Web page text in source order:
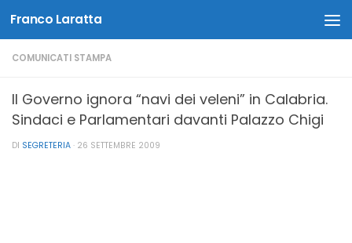
Salta al contenuto
Franco Laratta
COMUNICATI STAMPA
Il Governo ignora “navi dei veleni” in Calabria.
Sindaci e Parlamentari davanti Palazzo Chigi
DI SEGRETERIA · 26 SETTEMBRE 2009